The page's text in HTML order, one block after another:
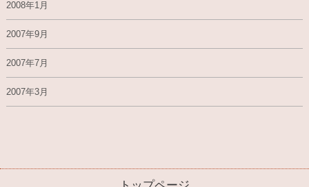
2008年1月
2007年9月
2007年7月
2007年3月